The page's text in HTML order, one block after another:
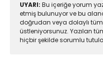
UYARI: Bu içeriğe yorum
etmiş bulunuyor ve bu
doğrudan veya dolaylı tüm
üstleniyorsunuz. Yazılan
hiçbir şekilde sorumlu